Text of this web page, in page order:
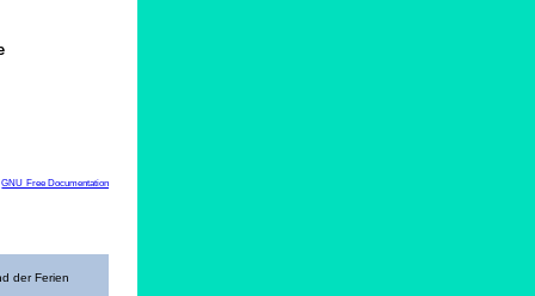
GNU Free Documentation
der Ferien